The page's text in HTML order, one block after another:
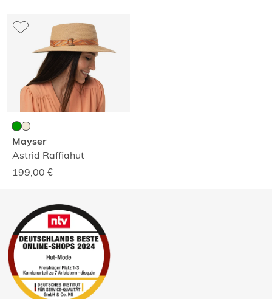
Mayser
Astrid Raffiahut
199,00 €